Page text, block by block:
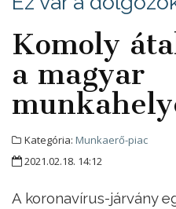
Komoly
a magyar
Kategória: Munkaerő-piac
2021.02.18. 14:12
A koronavírus-járvány